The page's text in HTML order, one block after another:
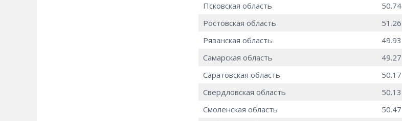
Псковская область
50.74
Ростовская область
51.26
Рязанская область
49.93
Самарская область
49.27
Саратовская область
50.17
Свердловская область
50.13
Смоленская область
50.47